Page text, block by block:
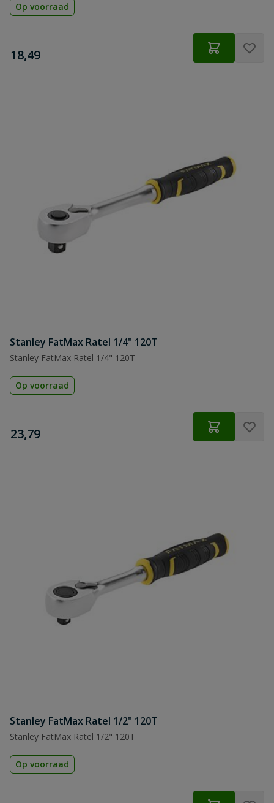
Op voorraad
€
18,49
Stanley FatMax Ratel 1/4" 120T
Stanley FatMax Ratel 1/4" 120T
Op voorraad
€
23,79
Stanley FatMax Ratel 1/2" 120T
Stanley FatMax Ratel 1/2" 120T
Op voorraad